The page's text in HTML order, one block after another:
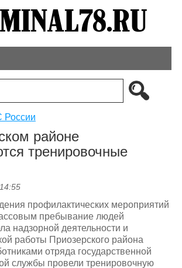
районе
тренировочные
профилактических мероприятий
пребывание людей
надзорной деятельности и
работы Приозерского района
отряда государственной
службы провели тренировочную